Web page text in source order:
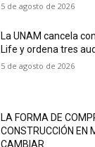
5 de agosto de 2026
La UNAM cancela
Life y ordena tres
5 de agosto de 2026
LA FORMA DE
CONSTRUCCIÓN EN
CAMBIAR